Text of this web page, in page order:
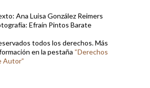
Ana Luisa González Reimers
Efraín Pintos Barate
todos los derechos. Más
en la pestaña “Derechos
Autor”